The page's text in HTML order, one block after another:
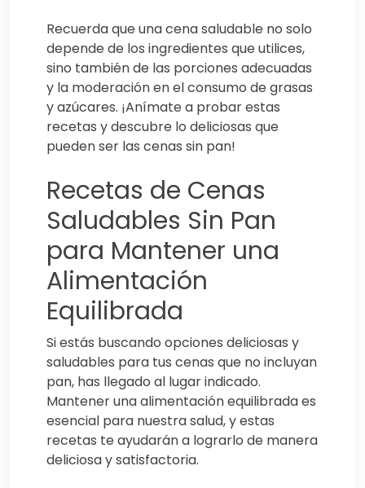
Recuerda que una cena saludable no solo
depende de los ingredientes que utilices,
sino también de las porciones adecuadas
y la moderación en el consumo de grasas
y azúcares. ¡Anímate a probar estas
recetas y descubre lo deliciosas que
pueden ser las cenas sin pan!
Recetas de Cenas
Saludables Sin Pan
para Mantener una
Alimentación
Equilibrada
Si estás buscando opciones deliciosas y
saludables para tus cenas que no incluyan
pan, has llegado al lugar indicado.
Mantener una alimentación equilibrada es
esencial para nuestra salud, y estas
recetas te ayudarán a lograrlo de manera
deliciosa y satisfactoria.